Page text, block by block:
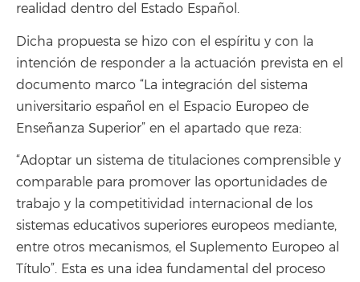
realidad dentro del Estado Español.
Dicha propuesta se hizo con el espíritu y con la
intención de responder a la actuación prevista en el
documento marco “La integración del sistema
universitario español en el Espacio Europeo de
Enseñanza Superior” en el apartado que reza:
“Adoptar un sistema de titulaciones comprensible y
comparable para promover las oportunidades de
trabajo y la competitividad internacional de los
sistemas educativos superiores europeos mediante,
entre otros mecanismos, el Suplemento Europeo al
Título”. Esta es una idea fundamental del proceso